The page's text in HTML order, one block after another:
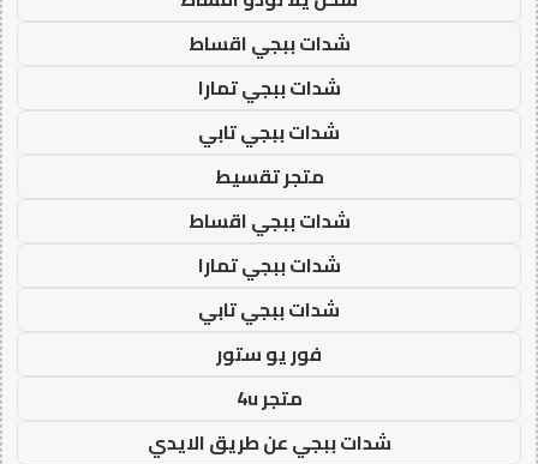
شدات ببجي اقساط
شدات ببجي تمارا
شدات ببجي تابي
متجر تقسيط
شدات ببجي اقساط
شدات ببجي تمارا
شدات ببجي تابي
فور يو ستور
متجر 4u
شدات ببجي عن طريق الايدي